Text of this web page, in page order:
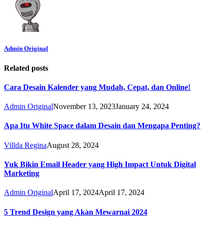
Admin Original
Related posts
Cara Desain Kalender yang Mudah, Cepat, dan Online!
Admin OriginalNovember 13, 2023January 24, 2024
Apa Itu White Space dalam Desain dan Mengapa Penting?
Villda ReginaAugust 28, 2024
Yuk Bikin Email Header yang High Impact Untuk Digital
Marketing
Admin OriginalApril 17, 2024April 17, 2024
5 Trend Design yang Akan Mewarnai 2024